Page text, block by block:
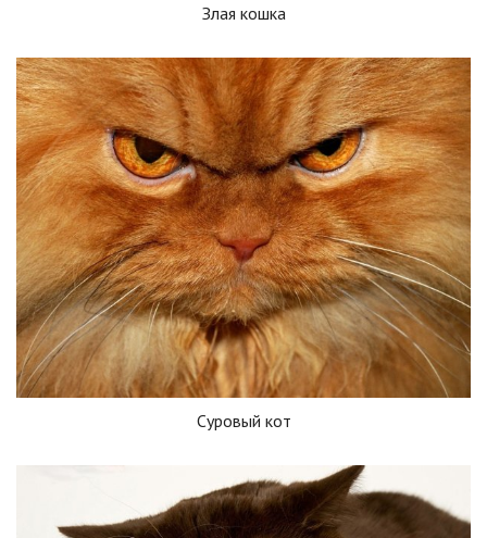
Злая кошка
Суровый кот